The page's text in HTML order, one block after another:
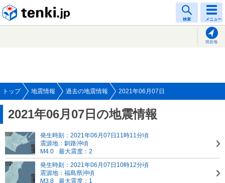
検索 メニュー
現在地
トップ 地震情報 過去の地震情報 2021年06月07日
2021年06月07日の地震情報
発生時刻：2021年06月07日11時11分頃
震源地：釧路沖頃
M4.0
最大震度：2
発生時刻：2021年06月07日10時12分頃
震源地：福島県沖頃
M3.8
最大震度：1